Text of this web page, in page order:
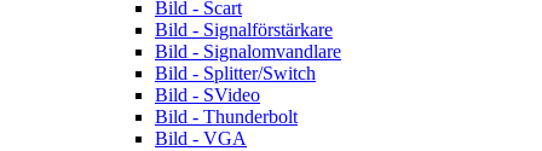
Bild - Scart
Bild - Signalförstärkare
Bild - Signalomvandlare
Bild - Splitter/Switch
Bild - SVideo
Bild - Thunderbolt
Bild - VGA